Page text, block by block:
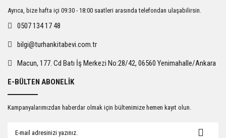
Ürün bilgilerinde hatalar bulunuyor.
Ürün fiyatı diğer sitelerden daha pahalı.
Gönder
Ayrıca, bize hafta içi 09:30 - 18:00 saatleri arasında telefondan ulaşabilirsin.
0507 134 17 48
bilgi@turhankitabevi.com.tr
Macun, 177. Cd Batı İş Merkezi No:28/42, 06560 Yenimahalle/Ankara
E-BÜLTEN ABONELİK
Kampanyalarımızdan haberdar olmak için bültenimize hemen kayıt olun.